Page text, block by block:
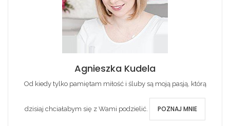
Agnieszka Kudela
Od kiedy tylko pamiętam miłość i śluby są moją pasją, którą
dzisiaj chciałabym się z Wami podzielić. POZNAJ MNIE